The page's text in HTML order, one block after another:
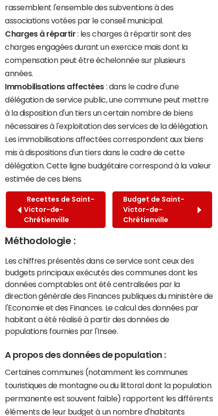
rassemblent l'ensemble des subventions à des
associations votées par le conseil municipal.
Charges à répartir : les charges à répartir sont des
charges engagées durant un exercice mais dont la
compensation peut être échelonnée sur plusieurs
années.
Immobilisations affectées : dans le cadre d'une
délégation de service public, une commune peut mettre
à la disposition d'un tiers un certain nombre de biens
nécessaires à l'exploitation des services de la délégation.
Les immobilisations affectées correspondent aux biens
mis à dispositions d'un tiers dans le cadre de cette
délégation. Cette ligne budgétaire correspond à la valeur
estimée de ces biens.
Recettes de Saint-
Victor-de-
Chrétienville
Budget de Saint-
Victor-de-
Chrétienville
Méthodologie :
Les chiffres présentés dans ce service sont ceux des
budgets principaux exécutés des communes dont les
données comptables ont été centralisées par la
direction générale des Finances publiques du ministère de
l'Economie et des Finances. Le calcul des données par
habitant a été réalisé à partir des données de
populations fournies par l'Insee.
A propos des données de population :
Certaines communes (notamment les communes
touristiques de montagne ou du littoral dont la population
permanente est souvent faible) rapportent les différents
éléments de leur budget à un nombre d'habitants